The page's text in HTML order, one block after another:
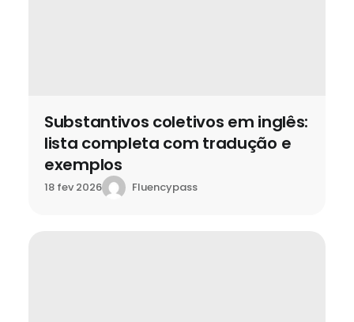
Substantivos coletivos em inglês:
lista completa com tradução e
exemplos
18 fev 2026 Fluencypass